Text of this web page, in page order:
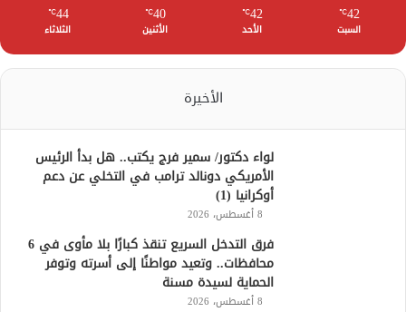
42
℃
السبت
42
℃
الأحد
40
℃
الأثنين
44
℃
الثلاثاء
الأخيرة
لواء دكتور/ سمير فرج يكتب.. هل بدأ الرئيس
الأمريكي دونالد ترامب في التخلي عن دعم
أوكرانيا (1)
8 أغسطس، 2026
فرق التدخل السريع تنقذ كبارًا بلا مأوى في 6
محافظات.. وتعيد مواطنًا إلى أسرته وتوفر
الحماية لسيدة مسنة
8 أغسطس، 2026